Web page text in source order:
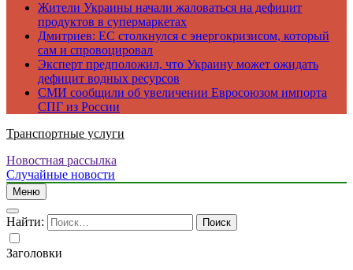
Жители Украины начали жаловаться на дефицит
продуктов в супермаркетах
Дмитриев: ЕС столкнулся с энергокризисом, который
сам и спровоцировал
Эксперт предположил, что Украину может ожидать
дефицит водных ресурсов
СМИ сообщили об увеличении Евросоюзом импорта
СПГ из России
Транспортные услуги
Новостная рассылка
Случайные новости
Меню
Найти:
Заголовки